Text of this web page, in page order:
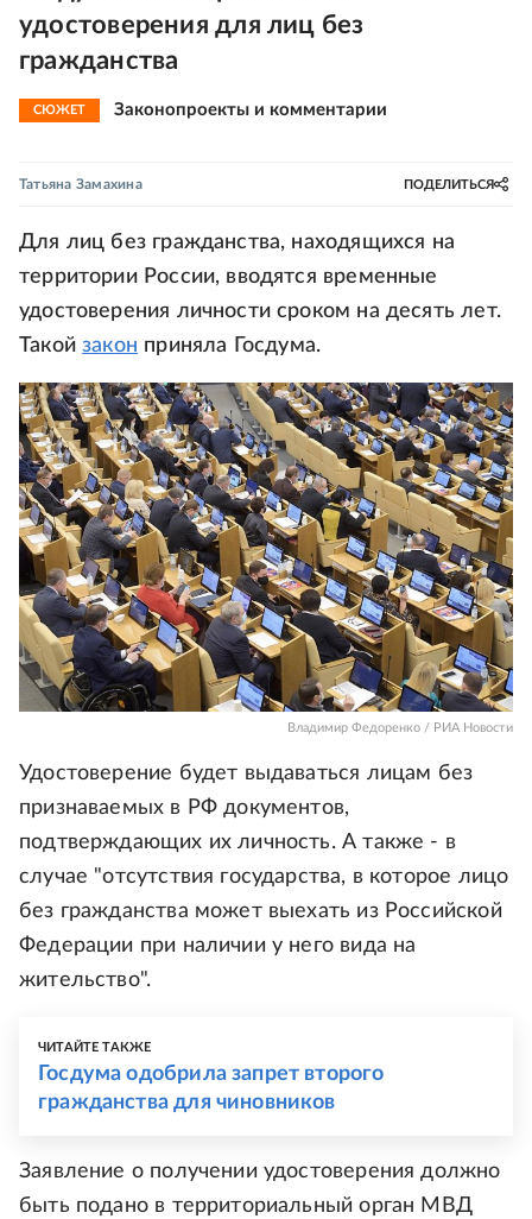
удостоверения для лиц без
гражданства
СЮЖЕТ Законопроекты и комментарии
Татьяна Замахина ПОДЕЛИТЬСЯ
Для лиц без гражданства, находящихся на
территории России, вводятся временные
удостоверения личности сроком на десять лет.
Такойзакон приняла Госдума.
Владимир Федоренко / РИА Новости
Удостоверение будет выдаваться лицам без
признаваемых в РФ документов,
подтверждающих их личность. А также - в
случае "отсутствия государства, в которое лицо
без гражданства может выехать из Российской
Федерации при наличии у него вида на
жительство".
ЧИТАЙТЕ ТАКЖЕ
Госдума одобрила запрет второго
гражданства для чиновников
Заявление о получении удостоверения должно
быть подано в территориальный орган МВД